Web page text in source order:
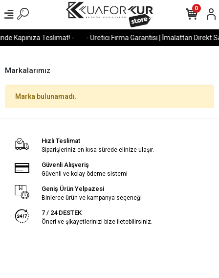
Kapınıza Teslimat! - - Üretici Firma Garantisi | İmalattan Direkt
0
Markalarımız
Marka bulunamadı.
Hızlı Teslimat
Siparişleriniz en kısa sürede elinize ulaşır.
Güvenli Alışveriş
Güvenli ve kolay ödeme sistemi
Geniş Ürün Yelpazesi
Binlerce ürün ve kampanya seçeneği
7 / 24 DESTEK
Öneri ve şikayetlerinizi bize iletebilirsiniz.